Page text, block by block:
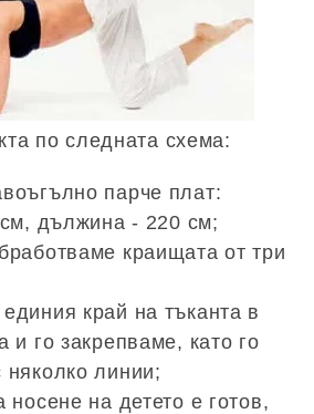
по следната схема:
парче плат:
дължина - 220 см;
краищата от три
край на тъканта в
и го закрепваме, като го
линии;
носене на детето е готов,